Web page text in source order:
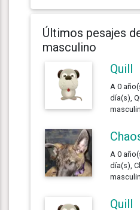
Últimos pesajes
masculino
Quill
A 0
día(s),
A 0
día(s),
Quill